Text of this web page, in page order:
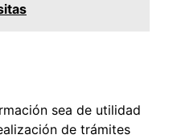
sea de utilidad
de trámites